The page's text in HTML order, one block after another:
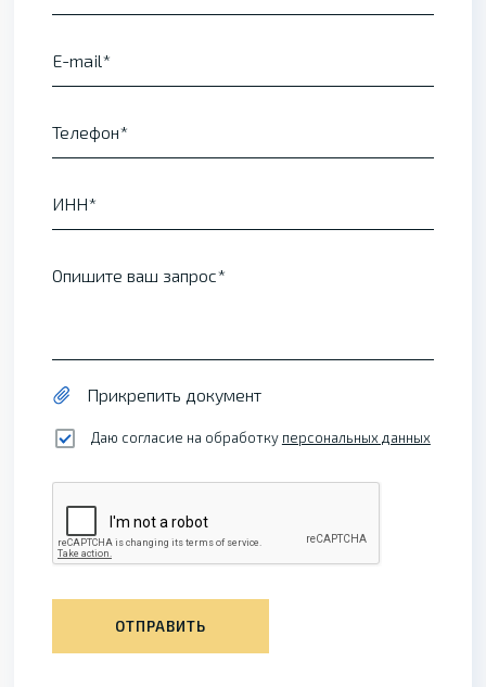
E-mail
Телефон
ИНН
Опишите ваш запрос
Прикрепить документ
Даю согласие на обработку персональных данных
ОТПРАВИТЬ